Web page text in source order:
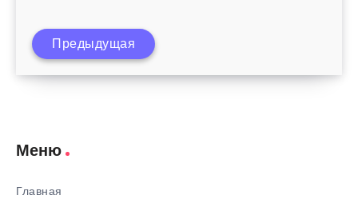
Вторые роды после кесарева
Предыдущая
Меню
Главная